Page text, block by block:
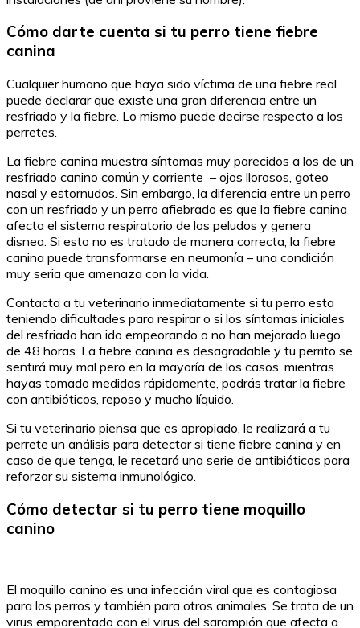
Cómo darte cuenta si tu perro tiene fiebre
canina
Cualquier humano que haya sido víctima de una fiebre real
puede declarar que existe una gran diferencia entre un
resfriado y la fiebre. Lo mismo puede decirse respecto a los
perretes.
La fiebre canina muestra síntomas muy parecidos a los de un
resfriado canino común y corriente – ojos llorosos, goteo
nasal y estornudos. Sin embargo, la diferencia entre un perro
con un resfriado y un perro afiebrado es que la fiebre canina
afecta el sistema respiratorio de los peludos y genera
disnea. Si esto no es tratado de manera correcta, la fiebre
canina puede transformarse en neumonía – una condición
muy seria que amenaza con la vida.
Contacta a tu veterinario inmediatamente si tu perro esta
teniendo dificultades para respirar o si los síntomas iniciales
del resfriado han ido empeorando o no han mejorado luego
de 48 horas. La fiebre canina es desagradable y tu perrito se
sentirá muy mal pero en la mayoría de los casos, mientras
hayas tomado medidas rápidamente, podrás tratar la fiebre
con antibióticos, reposo y mucho líquido.
Si tu veterinario piensa que es apropiado, le realizará a tu
perrete un análisis para detectar si tiene fiebre canina y en
caso de que tenga, le recetará una serie de antibióticos para
reforzar su sistema inmunológico.
Cómo detectar si tu perro tiene moquillo
canino
El moquillo canino es una infección viral que es contagiosa
para los perros y también para otros animales. Se trata de un
virus emparentado con el virus del sarampión que afecta a